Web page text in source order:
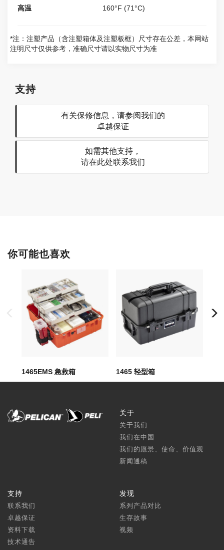
高温 160°F (71°C)
*注：注塑产品（含注塑箱体及注塑板框）尺寸存在公差，本网站
注明尺寸仅供参考，准确尺寸请以实物尺寸为准
支持
有关保修信息，请参阅我们的
卓越保证
如需其他支持，
请在此处联系我们
你可能也喜欢
1465EMS 急救箱 1465 轻型箱
关于
关于我们
我们在中国
我们的愿景、使命、价值观
新闻通稿
支持
联系我们
卓越保证
资料下载
技术通告
发现
系列产品对比
生存故事
视频